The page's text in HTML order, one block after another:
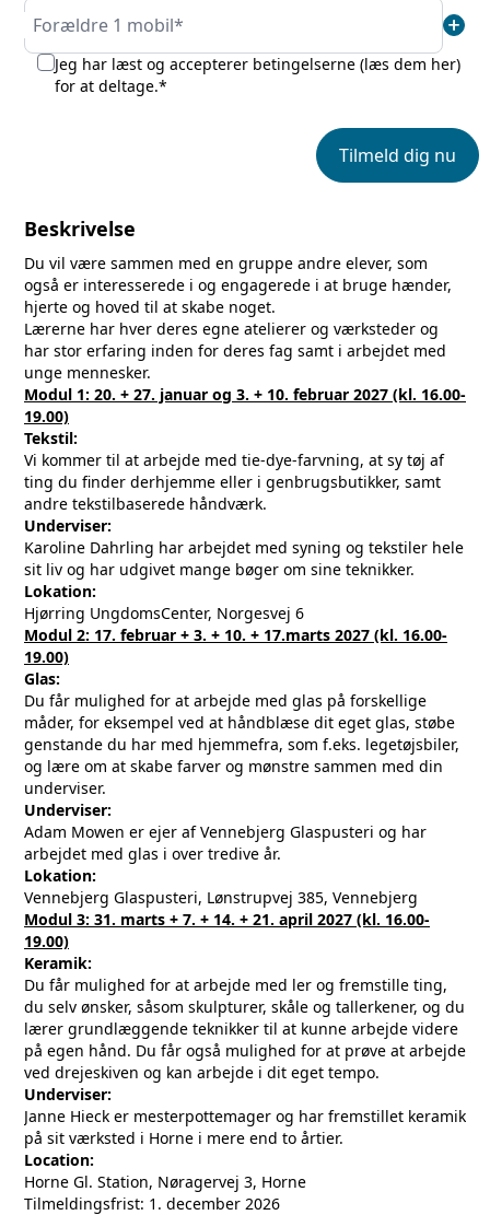
Forældre 1 mobil* add
Jeg har læst og accepterer betingelserne (læs dem her)
for at deltage.*
Tilmeld dig nu
Beskrivelse
Du vil være sammen med en gruppe andre elever, som
også er interesserede i og engagerede i at bruge hænder,
hjerte og hoved til at skabe noget.
Lærerne har hver deres egne atelierer og værksteder og
har stor erfaring inden for deres fag samt i arbejdet med
unge mennesker.
Modul 1: 20. + 27. januar og 3. + 10. februar 2027 (kl. 16.00-
19.00)
Tekstil:
Vi kommer til at arbejde med tie-dye-farvning, at sy tøj af
ting du finder derhjemme eller i genbrugsbutikker, samt
andre tekstilbaserede håndværk.
Underviser:
Karoline Dahrling har arbejdet med syning og tekstiler hele
sit liv og har udgivet mange bøger om sine teknikker.
Lokation:
Hjørring UngdomsCenter, Norgesvej 6
Modul 2: 17. februar + 3. + 10. + 17.marts 2027 (kl. 16.00-
19.00)
Glas:
Du får mulighed for at arbejde med glas på forskellige
måder, for eksempel ved at håndblæse dit eget glas, støbe
genstande du har med hjemmefra, som f.eks. legetøjsbiler,
og lære om at skabe farver og mønstre sammen med din
underviser.
Underviser:
Adam Mowen er ejer af Vennebjerg Glaspusteri og har
arbejdet med glas i over tredive år.
Lokation:
Vennebjerg Glaspusteri, Lønstrupvej 385, Vennebjerg
Modul 3: 31. marts + 7. + 14. + 21. april 2027 (kl. 16.00-
19.00)
Keramik:
Du får mulighed for at arbejde med ler og fremstille ting,
du selv ønsker, såsom skulpturer, skåle og tallerkener, og du
lærer grundlæggende teknikker til at kunne arbejde videre
på egen hånd. Du får også mulighed for at prøve at arbejde
ved drejeskiven og kan arbejde i dit eget tempo.
Underviser:
Janne Hieck er mesterpottemager og har fremstillet keramik
på sit værksted i Horne i mere end to årtier.
Location:
Horne Gl. Station, Nøragervej 3, Horne
Tilmeldingsfrist: 1. december 2026